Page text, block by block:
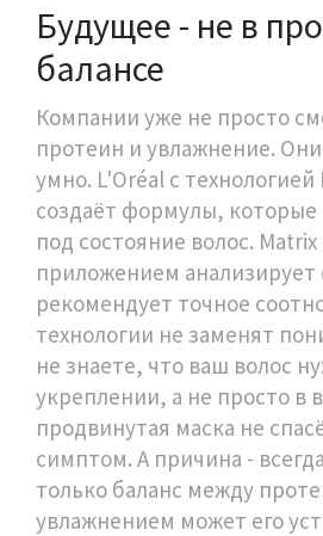
Будущее - не в
балансе
Компании уже не просто
протеин и увлажнение.
умно. L'Oréal с технологией
создаёт формулы, которые
под состояние волос. Matrix
приложением анализирует
рекомендует точное
технологии не заменят
не знаете, что ваш волос
укреплении, а не просто в
продвинутая маска не
симптом. А причина -
только баланс между
увлажнением может его